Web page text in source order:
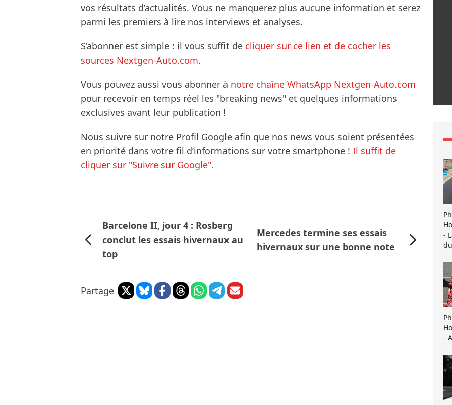
vos résultats d’actualités. Vous ne manquerez plus aucune information et serez
parmi les premiers à lire nos interviews et analyses.
S’abonner est simple : il vous suffit de cliquer sur ce lien et de cocher les
sources Nextgen-Auto.com.
Vous pouvez aussi vous abonner à notre chaîne WhatsApp Nextgen-Auto.com
pour recevoir en temps réel les "breaking news" et quelques informations
exclusives avant leur publication !
Nous suivre sur notre Profil Google afin que nos news vous soient présentées
en priorité dans votre fil d’informations sur votre smartphone ! Il suffit de
cliquer sur "Suivre sur Google".
Barcelone II, jour 4 : Rosberg
conclut les essais hivernaux au
top
Mercedes termine ses essais
hivernaux sur une bonne note
Partage
-
-